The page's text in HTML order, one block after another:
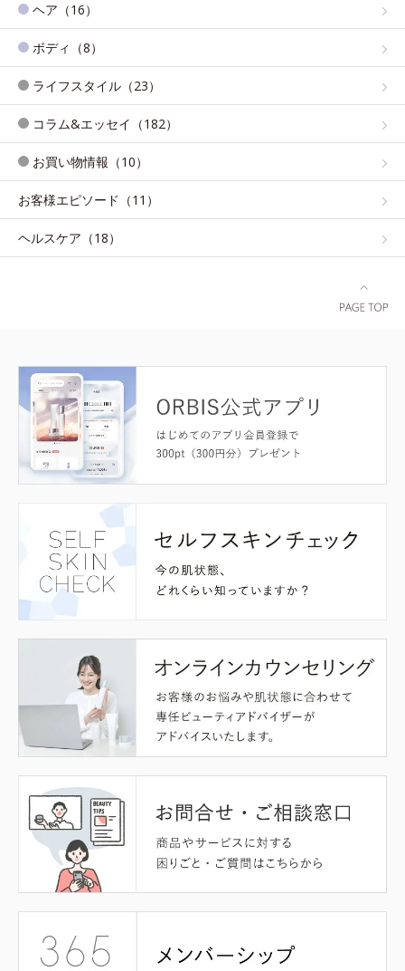
ヘア（16）
ボディ（8）
ライフスタイル（23）
コラム&エッセイ（182）
お買い物情報（10）
お客様エピソード（11）
ヘルスケア（18）